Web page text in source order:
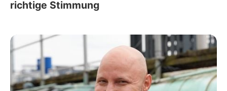
richtige Stimmung